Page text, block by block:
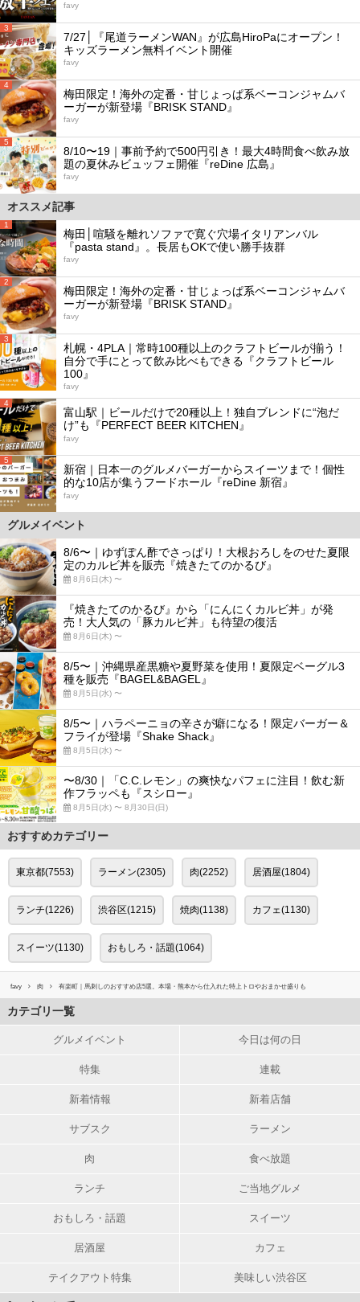
favy
3
7/27│『尾道ラーメンWAN』が広島HiroPaにオープン！
キッズラーメン無料イベント開催
favy
4
梅田限定！海外の定番・甘じょっぱ系ベーコンジャムバ
ーガーが新登場『BRISK STAND』
favy
5
8/10〜19｜事前予約で500円引き！最大4時間食べ飲み放
題の夏休みビュッフェ開催『reDine 広島』
favy
オススメ記事
1
梅田│喧騒を離れソファで寛ぐ穴場イタリアンバル
『pasta stand』。長居もOKで使い勝手抜群
favy
2
梅田限定！海外の定番・甘じょっぱ系ベーコンジャムバ
ーガーが新登場『BRISK STAND』
favy
3
札幌・4PLA｜常時100種以上のクラフトビールが揃う！
自分で手にとって飲み比べもできる『クラフトビール
100』
favy
4
富山駅｜ビールだけで20種以上！独自ブレンドに“泡だ
け”も『PERFECT BEER KITCHEN』
favy
5
新宿｜日本一のグルメバーガーからスイーツまで！個性
的な10店が集うフードホール『reDine 新宿』
favy
グルメイベント
8/6〜｜ゆずぽん酢でさっぱり！大根おろしをのせた夏限
定のカルビ丼を販売『焼きたてのかるび』
8月6日(木) 〜
『焼きたてのかるび』から「にんにくカルビ丼」が発
売！大人気の「豚カルビ丼」も待望の復活
8月6日(木) 〜
8/5〜｜沖縄県産黒糖や夏野菜を使用！夏限定ベーグル3
種を販売『BAGEL&BAGEL』
8月5日(水) 〜
8/5〜｜ハラペーニョの辛さが癖になる！限定バーガー＆
フライが登場『Shake Shack』
8月5日(水) 〜
〜8/30｜「C.C.レモン」の爽快なパフェに注目！飲む新
作フラッペも『スシロー』
8月5日(水) 〜 8月30日(日)
おすすめカテゴリー
東京都(7553) ラーメン(2305) 肉(2252) 居酒屋(1804)
ランチ(1226) 渋谷区(1215) 焼肉(1138) カフェ(1130)
スイーツ(1130) おもしろ・話題(1064)
favy 肉 有楽町｜馬刺しのおすすめ店5選。本場・熊本から仕入れた特上トロやおまかせ盛りも
カテゴリ一覧
グルメイベント 今日は何の日
特集 連載
新着情報 新着店舗
サブスク ラーメン
肉 食べ放題
ランチ ご当地グルメ
おもしろ・話題 スイーツ
居酒屋 カフェ
テイクアウト特集 美味しい渋谷区